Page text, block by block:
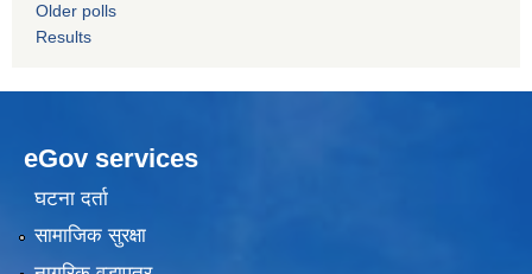
Older polls
Results
eGov services
घटना दर्ता
सामाजिक सुरक्षा